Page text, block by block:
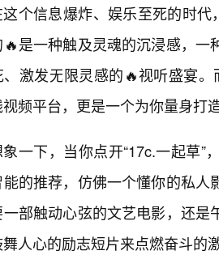
个信息爆炸、娱乐至死的时代
是一种触及灵魂的沉浸感，
激发无限灵感的🔥视听盛宴
频平台，更是一个为你量身打
一下，当你点开“17c.一起草”
的推荐，仿佛一个懂你的私
一部触动心弦的文艺电影，还
人心的励志短片来点燃奋斗的